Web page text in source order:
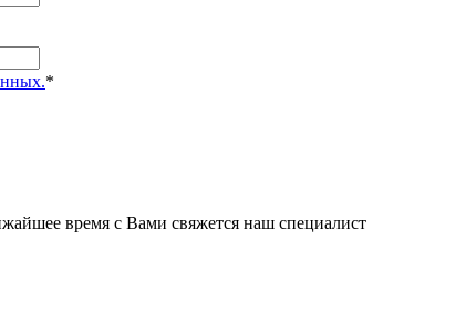
*
время с Вами свяжется наш специалист